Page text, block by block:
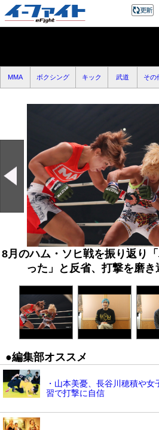
MMA ボクシング キック 武道 その
8月のハム・ソヒ戦を振り返り
った」と反省、打撃を磨
●編集部オススメ
・山本美憂、長谷川穂積や
習で打撃に自信